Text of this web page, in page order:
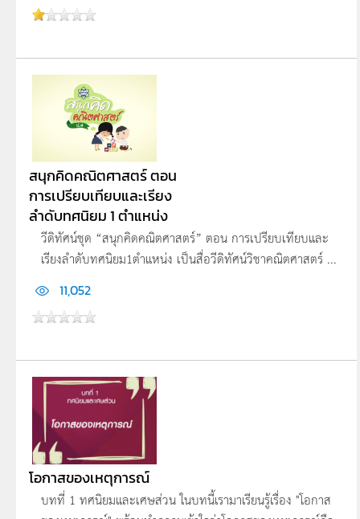
สนุกคิดคณิตศาสตร์ ตอน
การเปรียบเทียบและเรียง
ลำดับทศนิยม 1 ตำแหน่ง
วีดิทัศน์ชุด “สนุกคิดคณิตศาสตร์” ตอน การเปรียบเทียบและ
เรียงลำดับทศนิยม1ตำแหน่ง เป็นสื่อวีดิทัศน์วิชาคณิตศาสตร์ ...
11,052
โอกาสของเหตุการณ์
บทที่ 1 ทศนิยมและเศษส่วน ในบทนี้เรามาเรียนรู้เรื่อง "โอกาส